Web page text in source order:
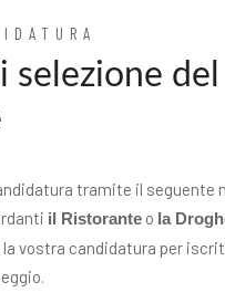
selezione del
tramite il seguente
il Ristorante o la
la vostra candidatura per